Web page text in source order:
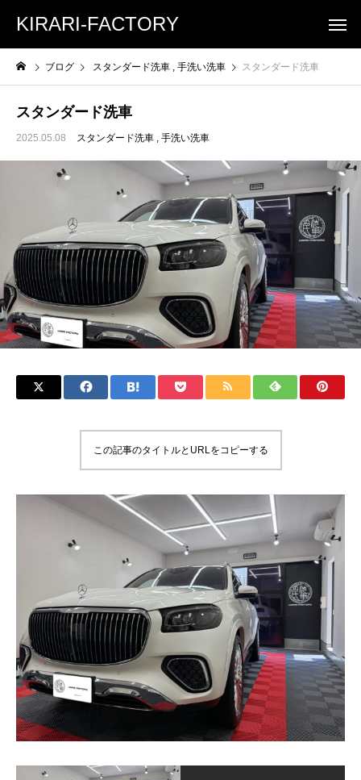
KIRARI-FACTORY
ブログ スタンダード洗車 手洗い洗車 スタンダード洗車
スタンダード洗車
2025.05.08 スタンダード洗車 手洗い洗車
この記事のタイトルとURLをコピーする